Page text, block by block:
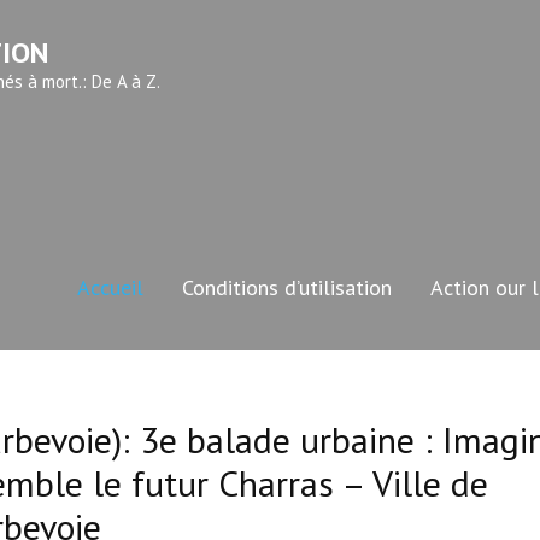
à mort.: De A à Z.
Accueil Conditions d’utilisation Action our
3e balade urbaine :
le futur Charras – Ville de